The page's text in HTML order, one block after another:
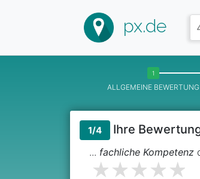
px.de
ALLGEMEINE BEWERTUNG
1/4 Ihre
... fachliche Kompetenz